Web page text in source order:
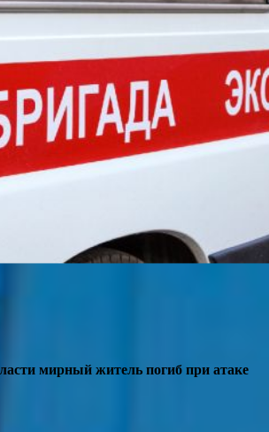
мирный житель погиб при атаке